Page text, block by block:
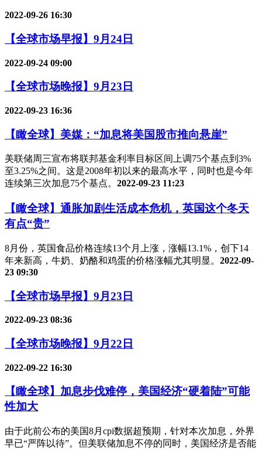
2022-09-26 16:30
【全球市场早报】9月24日
2022-09-24 09:00
【全球市场晚报】9月23日
2022-09-23 16:36
【瞰全球】美媒：“加息将美国股市推向悬崖”
美联储周三宣布将联邦基金利率目标区间上调75个基点到3%
至3.25%之间。这是2008年初以来的最高水平，同时也是今年
连续第三次加息75个基点。 2022-09-23 11:23
【瞰全球】通胀加剧生活成本危机，英国这个冬天
有点“贵”
8月份，英国食品价格连续13个月上涨，涨幅13.1%，创下14
年来新高，牛奶、奶酪和鸡蛋的价格涨幅尤其明显。 2022-09-
23 09:30
【全球市场早报】9月23日
2022-09-23 08:36
【全球市场晚报】9月22日
2022-09-22 16:30
【瞰全球】加息步伐难停，美国经济“硬着陆”可能
性加大
由于此前公布的美国8月cpi数据超预期，针对本次加息，外界
早已“严阵以待”。但美联储加息不停的同时，美国经济是否能